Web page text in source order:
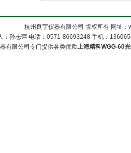
杭州良宇仪器有限公司 版权所有 网址
：孙志萍 电话：0571-86693248 手机：
有限公司专门提供各类优质上海精科WGG-60